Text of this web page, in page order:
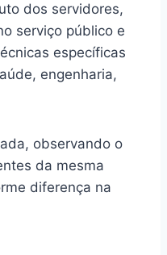
dos servidores,
serviço público e
específicas
engenharia,
observando o
da mesma
diferença na